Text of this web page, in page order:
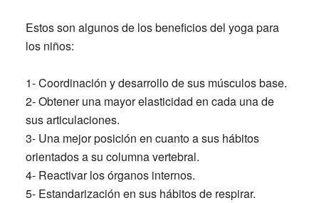
Estos son algunos de los beneficios del yoga para
los niños:
1- Coordinación y desarrollo de sus músculos base.
2- Obtener una mayor elasticidad en cada una de
sus articulaciones.
3- Una mejor posición en cuanto a sus hábitos
orientados a su columna vertebral.
4- Reactivar los órganos internos.
5- Estandarización en sus hábitos de respirar.